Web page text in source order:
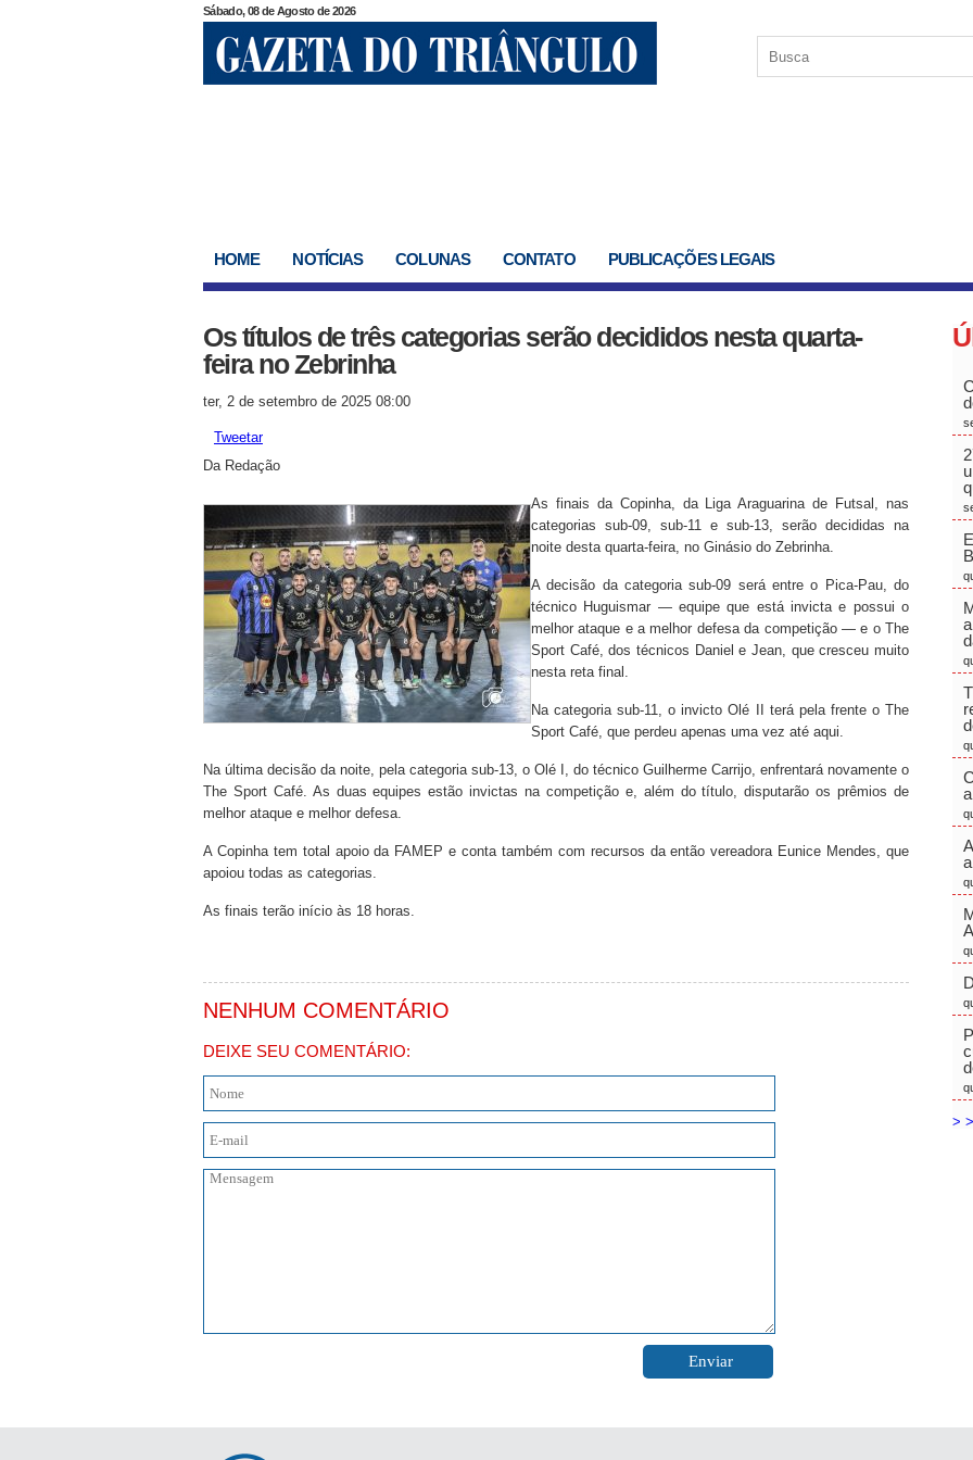
Sábado, 08 de Agosto de 2026
HOME NOTÍCIAS COLUNAS CONTATO PUBLICAÇÕES LEGAIS
Os títulos de três categorias serão decididos nesta quarta-
feira no Zebrinha
ter, 2 de setembro de 2025 08:00
Tweetar
Da Redação
As finais da Copinha, da Liga Araguarina de Futsal, nas
categorias sub-09, sub-11 e sub-13, serão decididas na
noite desta quarta-feira, no Ginásio do Zebrinha.
A decisão da categoria sub-09 será entre o Pica-Pau, do
técnico Huguismar — equipe que está invicta e possui o
melhor ataque e a melhor defesa da competição — e o The
Sport Café, dos técnicos Daniel e Jean, que cresceu muito
nesta reta final.
Na categoria sub-11, o invicto Olé II terá pela frente o The
Sport Café, que perdeu apenas uma vez até aqui.
Na última decisão da noite, pela categoria sub-13, o Olé I, do técnico Guilherme Carrijo, enfrentará novamente o
The Sport Café. As duas equipes estão invictas na competição e, além do título, disputarão os prêmios de
melhor ataque e melhor defesa.
A Copinha tem total apoio da FAMEP e conta também com recursos da então vereadora Eunice Mendes, que
apoiou todas as categorias.
As finais terão início às 18 horas.
NENHUM COMENTÁRIO
DEIXE SEU COMENTÁRIO:
>